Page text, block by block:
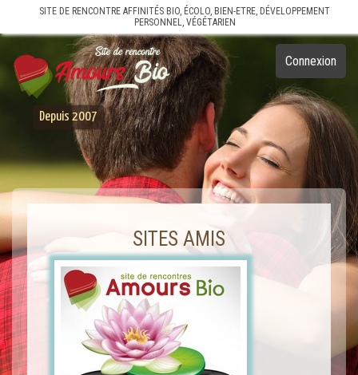
SITE DE RENCONTRE AFFINITÉS BIO, ÉCOLO, BIEN-ETRE, DÉVELOPPEMENT
PERSONNEL, VÉGÉTARIEN
Depuis 2007
Connexion
SITES AMIS